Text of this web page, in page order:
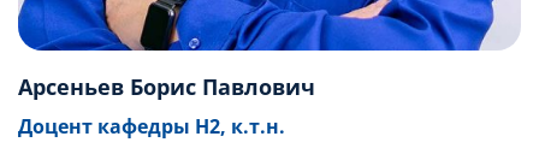
Арсеньев Борис Павлович
Доцент кафедры Н2, к.т.н.